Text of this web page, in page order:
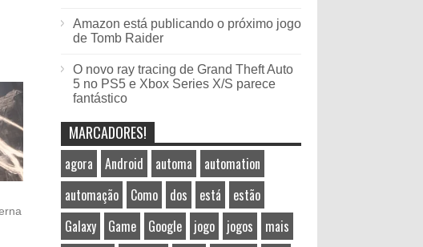
Amazon está publicando o próximo jogo
de Tomb Raider
O novo ray tracing de Grand Theft Auto
5 no PS5 e Xbox Series X/S parece
fantástico
MARCADORES!
agora Android automa
automation
automação
Como dos está
estão
Galaxy
Game Google jogo jogos
mais